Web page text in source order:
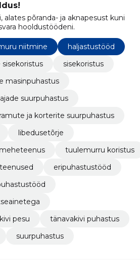
põranda- ja aknapesust kuni
hooldustöödeni.
niitmine
haljastustööd
sisekoristus
masinpuhastus
suurpuhastus
ja korterite suurpuhastus
libedusetõrje
tuulemurru koristus
eripuhastustööd
pesu
tänavakivi puhastus
suurpuhastus